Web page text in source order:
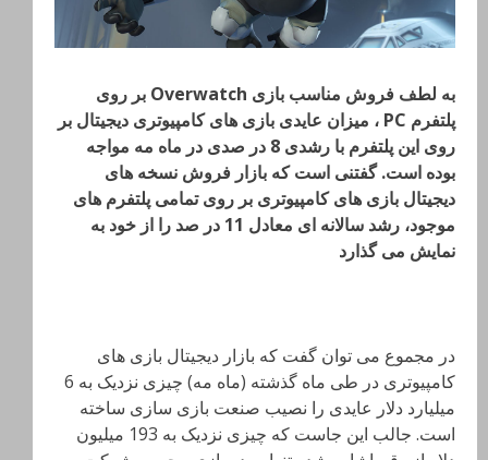
به لطف فروش مناسب بازی Overwatch بر روی
پلتفرم PC ، میزان عایدی بازی های کامپیوتری دیجیتال بر
روی این پلتفرم با رشدی 8 در صدی در ماه مه مواجه
بوده است. گفتنی است که بازار فروش نسخه های
دیجیتال بازی های کامپیوتری بر روی تمامی پلتفرم های
موجود، رشد سالانه ای معادل 11 در صد را از خود به
نمایش می گذارد
در مجموع می توان گفت که بازار دیجیتال بازی های
کامپیوتری در طی ماه گذشته (ماه مه) چیزی نزدیک به 6
میلیارد دلار عایدی را نصیب صنعت بازی سازی ساخته
است. جالب این جاست که چیزی نزدیک به 193 میلیون